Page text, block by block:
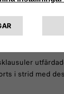
i strid med